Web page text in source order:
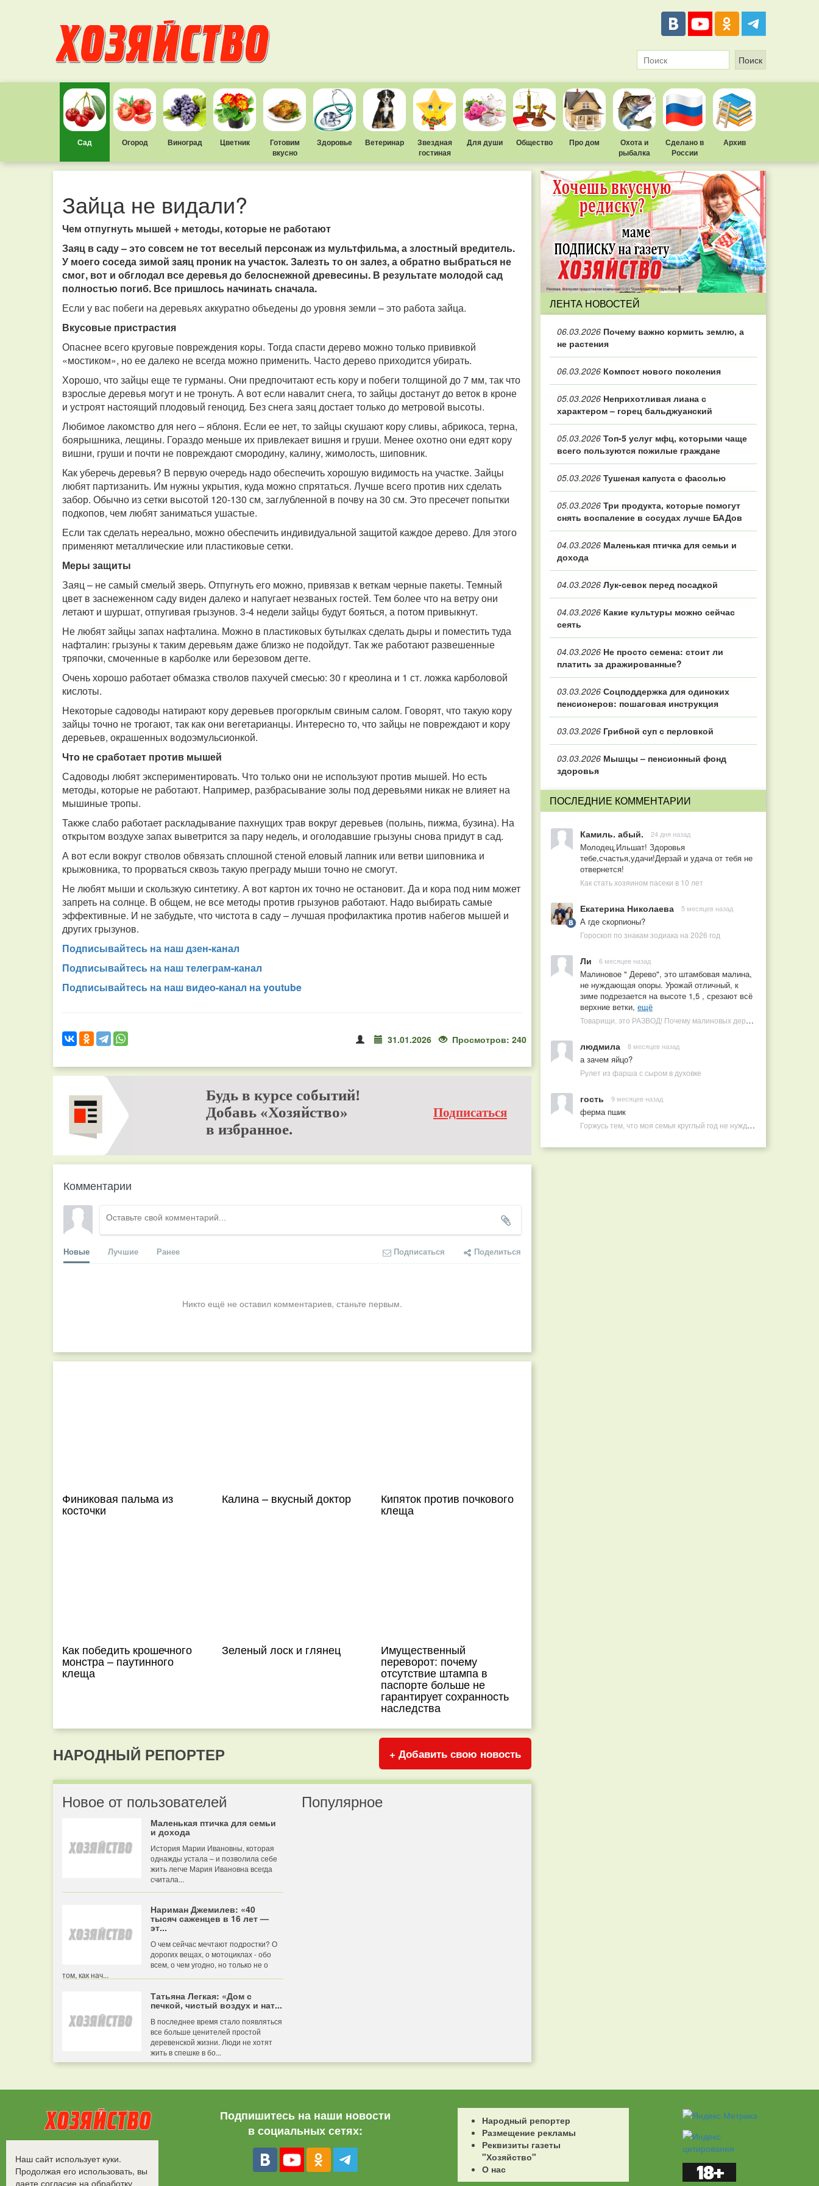
Сад Огород Виноград Цветник
Готовим
вкусно
Здоровье Ветеринар
Звездная
гостиная
Для души Общество Про дом
Охота и
рыбалка
Сделано в
России
Архив
Зайца не видали?
Чем отпугнуть мышей + методы, которые не работают
Заяц в саду – это совсем не тот веселый персонаж из мультфильма, а злостный вредитель.
У моего соседа зимой заяц проник на участок. Залезть то он залез, а обратно выбраться не
смог, вот и обглодал все деревья до белоснежной древесины. В результате молодой сад
полностью погиб. Все пришлось начинать сначала.
Если у вас побеги на деревьях аккуратно объедены до уровня земли – это работа зайца.
Вкусовые пристрастия
Опаснее всего круговые повреждения коры. Тогда спасти дерево можно только прививкой
«мостиком», но ее далеко не всегда можно применить. Часто дерево приходится убирать.
Хорошо, что зайцы еще те гурманы. Они предпочитают есть кору и побеги толщиной до 7 мм, так что
взрослые деревья могут и не тронуть. А вот если навалит снега, то зайцы достанут до веток в кроне
и устроят настоящий плодовый геноцид. Без снега заяц достает только до метровой высоты.
Любимое лакомство для него – яблоня. Если ее нет, то зайцы скушают кору сливы, абрикоса, терна,
боярышника, лещины. Гораздо меньше их привлекает вишня и груши. Менее охотно они едят кору
вишни, груши и почти не повреждают смородину, калину, жимолость, шиповник.
Как уберечь деревья? В первую очередь надо обеспечить хорошую видимость на участке. Зайцы
любят партизанить. Им нужны укрытия, куда можно спрятаться. Лучше всего против них сделать
забор. Обычно из сетки высотой 120-130 см, заглубленной в почву на 30 см. Это пресечет попытки
подкопов, чем любят заниматься ушастые.
Если так сделать нереально, можно обеспечить индивидуальной защитой каждое дерево. Для этого
применяют металлические или пластиковые сетки.
Меры защиты
Заяц – не самый смелый зверь. Отпугнуть его можно, привязав к веткам черные пакеты. Темный
цвет в заснеженном саду виден далеко и напугает незваных гостей. Тем более что на ветру они
летают и шуршат, отпугивая грызунов. 3-4 недели зайцы будут бояться, а потом привыкнут.
Не любят зайцы запах нафталина. Можно в пластиковых бутылках сделать дыры и поместить туда
нафталин: грызуны к таким деревьям даже близко не подойдут. Так же работают развешенные
тряпочки, смоченные в карболке или березовом дегте.
Очень хорошо работает обмазка стволов пахучей смесью: 30 г креолина и 1 ст. ложка карболовой
кислоты.
Некоторые садоводы натирают кору деревьев прогорклым свиным салом. Говорят, что такую кору
зайцы точно не трогают, так как они вегетарианцы. Интересно то, что зайцы не повреждают и кору
деревьев, окрашенных водоэмульсионкой.
Что не сработает против мышей
Садоводы любят экспериментировать. Что только они не используют против мышей. Но есть
методы, которые не работают. Например, разбрасывание золы под деревьями никак не влияет на
мышиные тропы.
Также слабо работает раскладывание пахнущих трав вокруг деревьев (полынь, пижма, бузина). На
открытом воздухе запах выветрится за пару недель, и оголодавшие грызуны снова придут в сад.
А вот если вокруг стволов обвязать сплошной стеной еловый лапник или ветви шиповника и
крыжовника, то прорваться сквозь такую преграду мыши точно не смогут.
Не любят мыши и скользкую синтетику. А вот картон их точно не остановит. Да и кора под ним может
запреть на солнце. В общем, не все методы против грызунов работают. Надо выбирать самые
эффективные. И не забудьте, что чистота в саду – лучшая профилактика против набегов мышей и
других грызунов.
Подписывайтесь на наш дзен-канал
Подписывайтесь на наш телеграм-канал
Подписывайтесь на наш видео-канал на youtube
31.01.2026 Просмотров: 240
Будь в курсе событий!
Добавь «Хозяйство»
в избранное.
Подписаться
Комментарии
Новые Лучшие Ранее Подписаться Поделиться
Никто ещё не оставил комментариев, станьте первым.
Финиковая пальма из
косточки
Калина – вкусный доктор Кипяток против почкового
клеща
Как победить крошечного
монстра – паутинного
клеща
Зеленый лоск и глянец Имущественный
переворот: почему
отсутствие штампа в
паспорте больше не
гарантирует сохранность
наследства
НАРОДНЫЙ РЕПОРТЕР + Добавить свою новость
Новое от пользователей
Маленькая птичка для семьи
и дохода
История Марии Ивановны, которая
однажды устала – и позволила себе
жить легче Мария Ивановна всегда
считала...
Нариман Джемилев: «40
тысяч саженцев в 16 лет —
эт...
О чем сейчас мечтают подростки? О
дорогих вещах, о мотоциклах - обо
всем, о чем угодно, но только не о
том, как нач...
Татьяна Легкая: «Дом с
печкой, чистый воздух и нат...
В последнее время стало появляться
все больше ценителей простой
деревенской жизни. Люди не хотят
жить в спешке в бо...
Популярное
ЛЕНТА НОВОСТЕЙ
06.03.2026 Почему важно кормить землю, а
не растения
06.03.2026 Компост нового поколения
05.03.2026 Неприхотливая лиана с
характером – горец бальджуанский
05.03.2026 Топ‑5 услуг мфц, которыми чаще
всего пользуются пожилые граждане
05.03.2026 Тушеная капуста с фасолью
05.03.2026 Три продукта, которые помогут
снять воспаление в сосудах лучше БАДов
04.03.2026 Маленькая птичка для семьи и
дохода
04.03.2026 Лук-севок перед посадкой
04.03.2026 Какие культуры можно сейчас
сеять
04.03.2026 Не просто семена: стоит ли
платить за дражированные?
03.03.2026 Соцподдержка для одиноких
пенсионеров: пошаговая инструкция
03.03.2026 Грибной суп с перловкой
03.03.2026 Мышцы – пенсионный фонд
здоровья
ПОСЛЕДНИЕ КОММЕНТАРИИ
Камиль. абый. 24 дня назад
Молодец,Ильшат! Здоровья
тебе,счастья,удачи!Дерзай и удача от тебя не
отвернется!
Как стать хозяином пасеки в 10 лет
Екатерина Николаева 5 месяцев назад
А где скорпионы?
Гороскоп по знакам зодиака на 2026 год
Ли 6 месяцев назад
Малиновое " Дерево", это штамбовая малина,
не нуждающая опоры. Урожай отличный, к
зиме подрезается на высоте 1,5 , срезают всё
верхние ветки, ещё
Товарищи, это РАЗВОД! Почему малиновых деревьев не бывает, или Как ушлые продавцы наживаются на мечтах садоводов
людмила 8 месяцев назад
а зачем яйцо?
Рулет из фарша с сыром в духовке
гость 9 месяцев назад
ферма пшик
Горжусь тем, что моя семья круглый год не нуждается в покупных витаминах
Все права защищены.
©2008-2017 - "Хозяйство"
Подпишитесь на наши новости
в социальных сетях:
Народный репортер
Размещение рекламы
Реквизиты газеты
"Хозяйство"
О нас
Наш сайт использует куки.
Продолжая его использовать, вы
даете согласие на обработку